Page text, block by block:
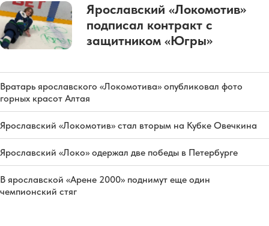
Ярославский «Локомотив»
подписал контракт с
защитником «Югры»
Вратарь ярославского «Локомотива» опубликовал фото
горных красот Алтая
Ярославский «Локомотив» стал вторым на Кубке Овечкина
Ярославский «Локо» одержал две победы в Петербурге
В ярославской «Арене 2000» поднимут еще один
чемпионский стяг